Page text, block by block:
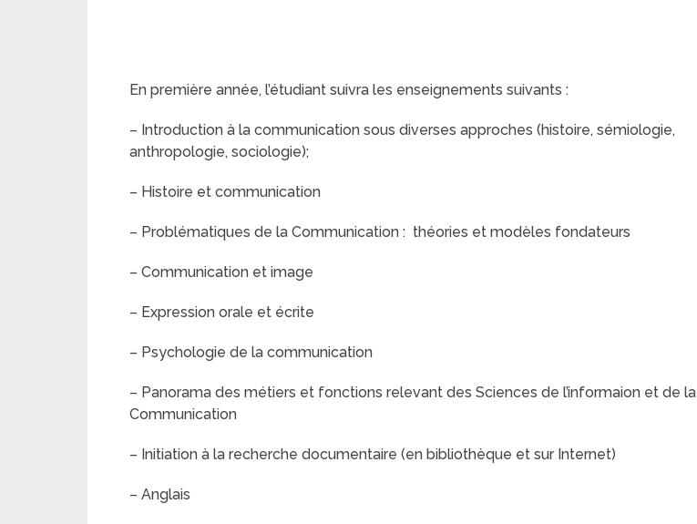
En première année, l’étudiant suivra les enseignements suivants :
– Introduction à la communication sous diverses approches (histoire, sémiologie,
anthropologie, sociologie);
– Histoire et communication
– Problématiques de la Communication : théories et modèles fondateurs
– Communication et image
– Expression orale et écrite
– Psychologie de la communication
– Panorama des métiers et fonctions relevant des Sciences de l’informaion et de la
Communication
– Initiation à la recherche documentaire (en bibliothèque et sur Internet)
– Anglais